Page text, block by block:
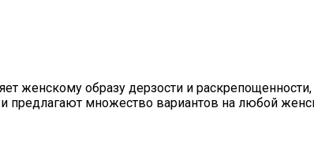
женскому образу дерзости и
предлагают множество вариантов на любой